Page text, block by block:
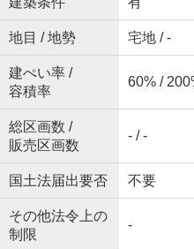
地目 / 地勢 宅地 / -
建ぺい率 /
容積率
60% /
総区画数 /
販売区画数
- / -
国土法届出要否 不要
その他法令上の
制限
-